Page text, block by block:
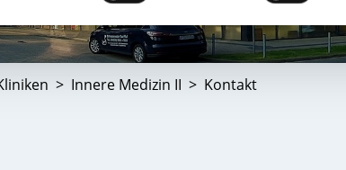
Innere Medizin II Kontakt